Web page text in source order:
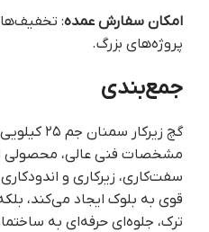
امکان سفارش عمده:
پروژه‌های بزرگ.
جمع‌بندی
گچ زیرکار
مشخصات فنی عالی، محصولی
سفت‌کاری، زیرکاری و
قوی به بلوک ایجاد می‌کند،
ترک، جلوه‌ای حرفه‌ای به